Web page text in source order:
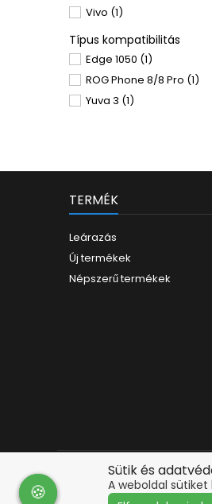
Vivo (1)
Típus kompatibilitás
Edge 1050 (1)
ROG Phone 8/8 Pro (1)
Yuva 3 (1)
🍪
TERMÉK
Leárazás
Új termékek
Népszerű termékek
Sütik és
A weboldal sütiket
🍪